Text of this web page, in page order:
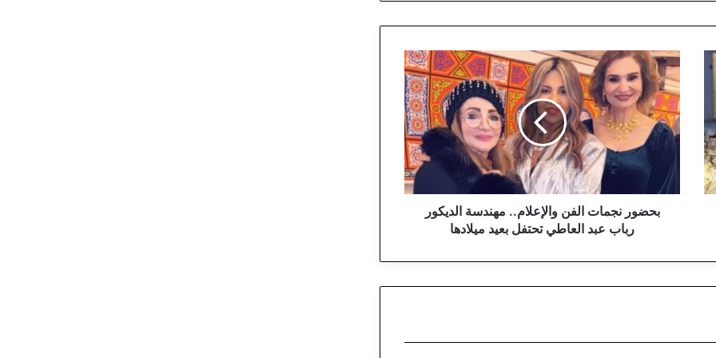
ب
ض
و
ر
ن
ا
ف
إ
بحضور نجمات الفن والإعلام.. مهندسة الديكور
رباب عبد العاطي تحتفل بعيد ميلادها